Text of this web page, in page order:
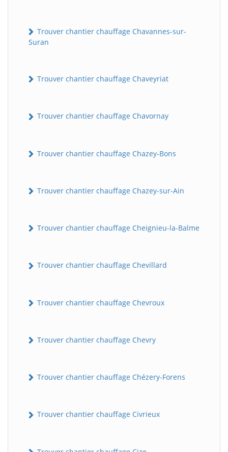
Trouver chantier chauffage Chavannes-sur-
Suran
Trouver chantier chauffage Chaveyriat
Trouver chantier chauffage Chavornay
Trouver chantier chauffage Chazey-Bons
Trouver chantier chauffage Chazey-sur-Ain
Trouver chantier chauffage Cheignieu-la-Balme
Trouver chantier chauffage Chevillard
Trouver chantier chauffage Chevroux
Trouver chantier chauffage Chevry
Trouver chantier chauffage Chézery-Forens
Trouver chantier chauffage Civrieux